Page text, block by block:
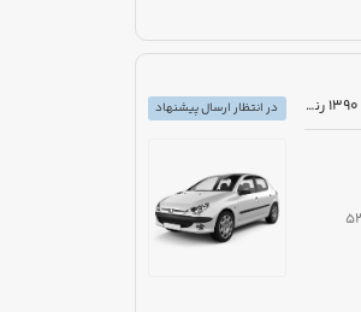
مزایده دولتی خودرو پژو 206 مدل 1390 رنگ سفید
در انتظار ارسال پیشنهاد